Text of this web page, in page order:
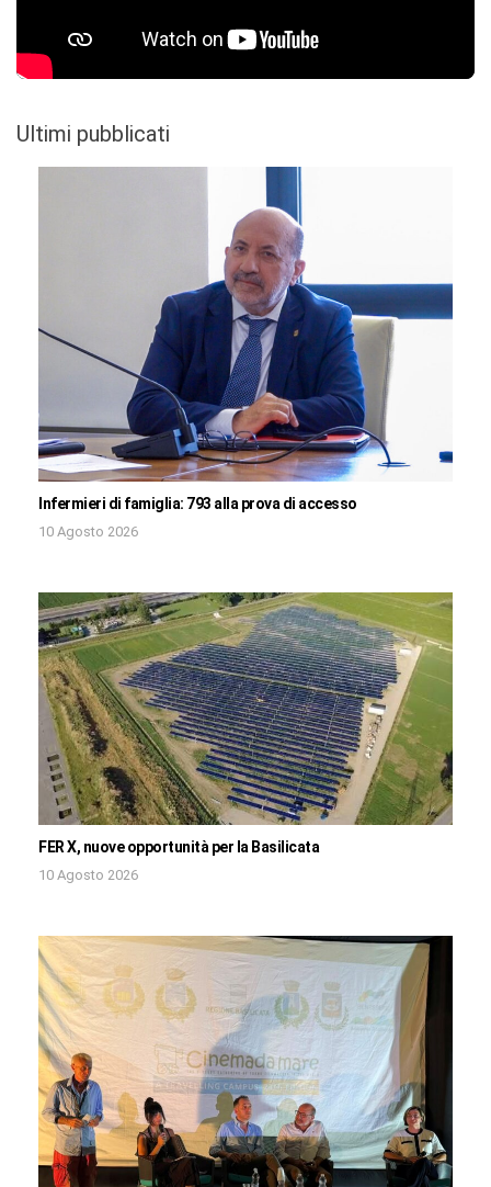
Ultimi pubblicati
Infermieri di famiglia: 793 alla prova di accesso
10 Agosto 2026
FER X, nuove opportunità per la Basilicata
10 Agosto 2026